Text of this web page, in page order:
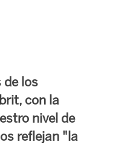
de los
con la
nivel de
reflejan "la